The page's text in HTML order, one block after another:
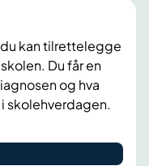
kan tilrettelegge
Du får en
og hva
skolehverdagen.